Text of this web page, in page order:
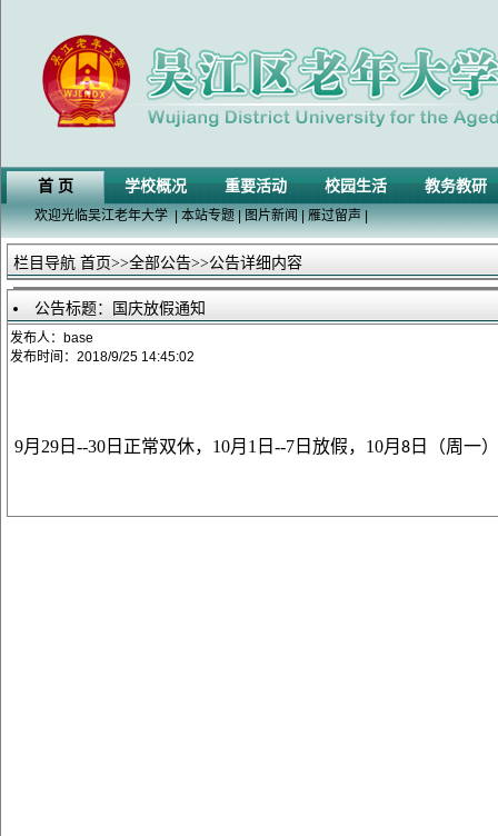
首 页 学校概况 重要活动 校园生活 教务教研
欢迎光临吴江老年大学|本站专题|图片新闻|雁过留声|
栏目导航 首页>>全部公告>>公告详细内容
公告标题：国庆放假通知
发布人：base
发布时间：2018/9/25 14:45:02
9月29日--30日正常双休，10月1日--7 日放假， 10月 8 日（周一